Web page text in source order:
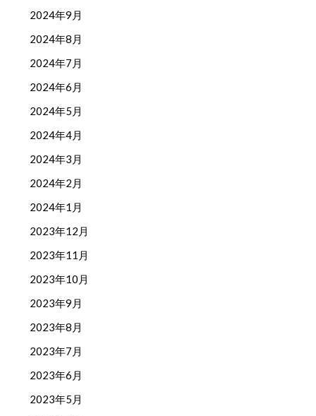
2024年9月
2024年8月
2024年7月
2024年6月
2024年5月
2024年4月
2024年3月
2024年2月
2024年1月
2023年12月
2023年11月
2023年10月
2023年9月
2023年8月
2023年7月
2023年6月
2023年5月